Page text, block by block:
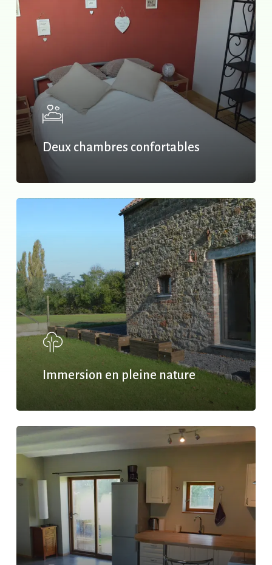
Deux chambres confortables
Immersion en pleine nature